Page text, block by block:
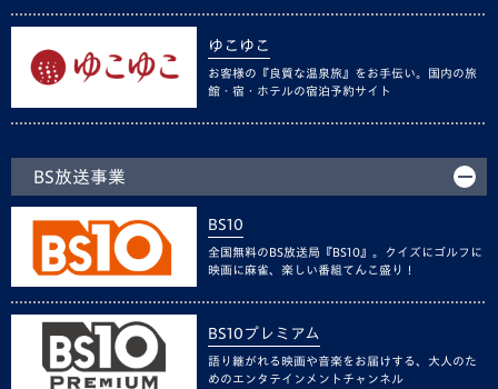
ゆこゆこ
お客様の『良質な温泉旅』をお手伝い。国内の旅
館・宿・ホテルの宿泊予約サイト
BS放送事業
BS10
全国無料のBS放送局『BS10』。クイズにゴルフに
映画に麻雀、楽しい番組てんこ盛り！
BS10プレミアム
語り継がれる映画や音楽をお届けする、大人のた
めのエンタテインメントチャンネル